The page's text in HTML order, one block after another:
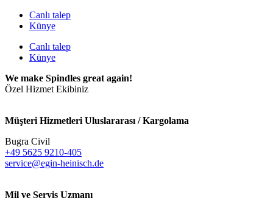
Canlı talep
Künye
Canlı talep
Künye
We make Spindles great again!
Özel Hizmet Ekibiniz
Müşteri Hizmetleri Uluslararası / Kargolama
Bugra Civil
+49 5625 9210-405
service@egin-heinisch.de
Mil ve Servis Uzmanı